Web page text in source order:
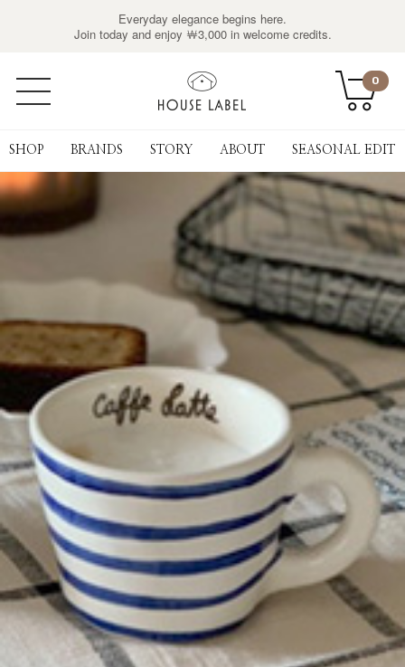
Everyday elegance begins here.
Join today and enjoy ￦3,000 in welcome credits.
0
SHOP BRANDS STORY ABOUT SEASONAL EDIT